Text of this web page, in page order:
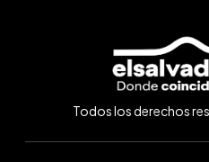
Todos los derechos